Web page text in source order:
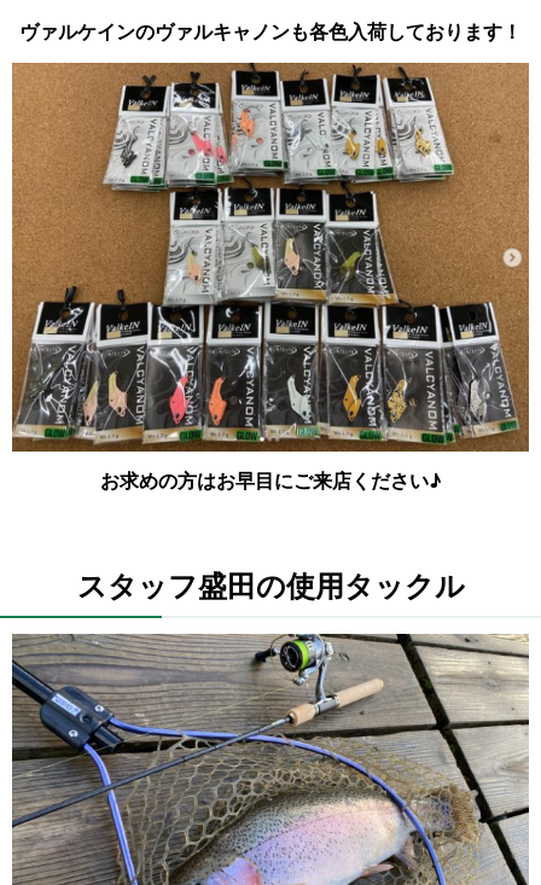
ヴァルケインのヴァルキャノンも各色入荷しております！
お求めの方はお早目にご来店ください♪
スタッフ盛田の使用タックル